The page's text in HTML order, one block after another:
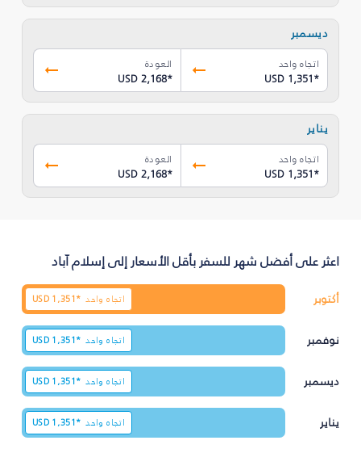
ديسمبر
اتجاه واحد
USD 1,351*
العودة
USD 2,168*
يناير
اتجاه واحد
USD 1,351*
العودة
USD 2,168*
اعثر على أفضل شهر للسفر بأقل الأسعار إلى إسلام آباد
أكتوبر اتجاه واحد USD 1,351*
نوفمبر اتجاه واحد USD 1,351*
ديسمبر اتجاه واحد USD 1,351*
يناير اتجاه واحد USD 1,351*